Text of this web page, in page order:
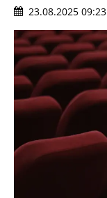
23.08.2025 09:23